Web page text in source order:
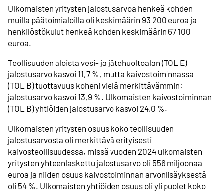
Ulkomaisten yritysten jalostusarvoa henkeä kohden
muilla päätoimialoilla oli keskimäärin 93 200 euroa ja
henkilöstökulut henkeä kohden keskimäärin 67 100
euroa.
Teollisuuden aloista vesi- ja jätehuoltoalan (TOL E)
jalostusarvo kasvoi 11,7 %, mutta kaivostoiminnassa
(TOL B) tuottavuus koheni vielä merkittävämmin:
jalostusarvo kasvoi 13,9 %. Ulkomaisten kaivostoiminnan
(TOL B) yhtiöiden jalostusarvo kasvoi 24,0 %.
Ulkomaisten yritysten osuus koko teollisuuden
jalostusarvosta oli merkittävä erityisesti
kaivosteollisuudessa, missä vuoden 2024 ulkomaisten
yritysten yhteenlaskettu jalostusarvo oli 556 miljoonaa
euroa ja niiden osuus kaivostoiminnan arvonlisäyksestä
oli 54 %. Ulkomaisten yhtiöiden osuus oli yli puolet koko